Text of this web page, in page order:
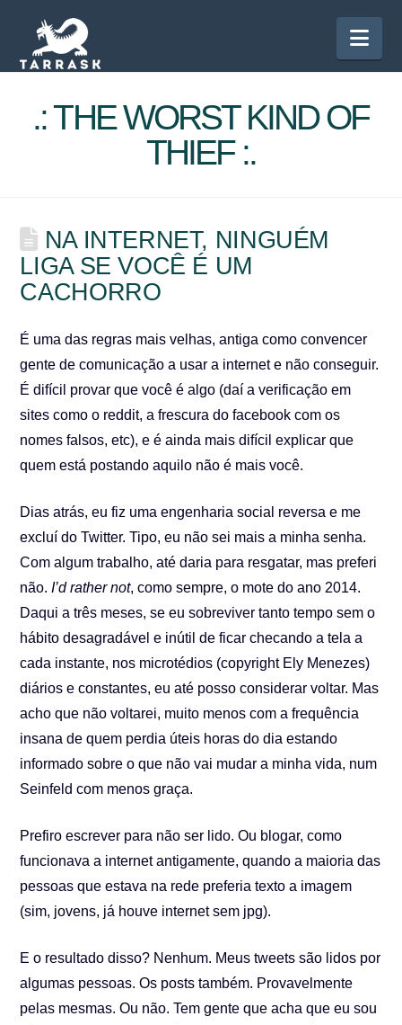
.: THE WORST KIND OF
THIEF :.
NA INTERNET, NINGUÉM
LIGA SE VOCÊ É UM
CACHORRO
É uma das regras mais velhas, antiga como convencer
gente de comunicação a usar a internet e não conseguir.
É difícil provar que você é algo (daí a verificação em
sites como o reddit, a frescura do facebook com os
nomes falsos, etc), e é ainda mais difícil explicar que
quem está postando aquilo não é mais você.
Dias atrás, eu fiz uma engenharia social reversa e me
excluí do Twitter. Tipo, eu não sei mais a minha senha.
Com algum trabalho, até daria para resgatar, mas preferi
não.I’d rather not, como sempre, o mote do ano 2014.
Daqui a três meses, se eu sobreviver tanto tempo sem o
hábito desagradável e inútil de ficar checando a tela a
cada instante, nos microtédios (copyright Ely Menezes)
diários e constantes, eu até posso considerar voltar. Mas
acho que não voltarei, muito menos com a frequência
insana de quem perdia úteis horas do dia estando
informado sobre o que não vai mudar a minha vida, num
Seinfeld com menos graça.
Prefiro escrever para não ser lido. Ou blogar, como
funcionava a internet antigamente, quando a maioria das
pessoas que estava na rede preferia texto a imagem
(sim, jovens, já houve internet sem jpg).
E o resultado disso? Nenhum. Meus tweets são lidos por
algumas pessoas. Os posts também. Provavelmente
pelas mesmas. Ou não. Tem gente que acha que eu sou